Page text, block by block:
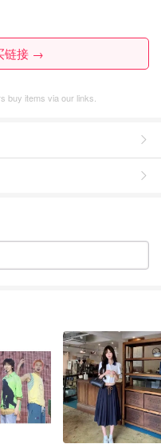
链接 →
buy items via our links.